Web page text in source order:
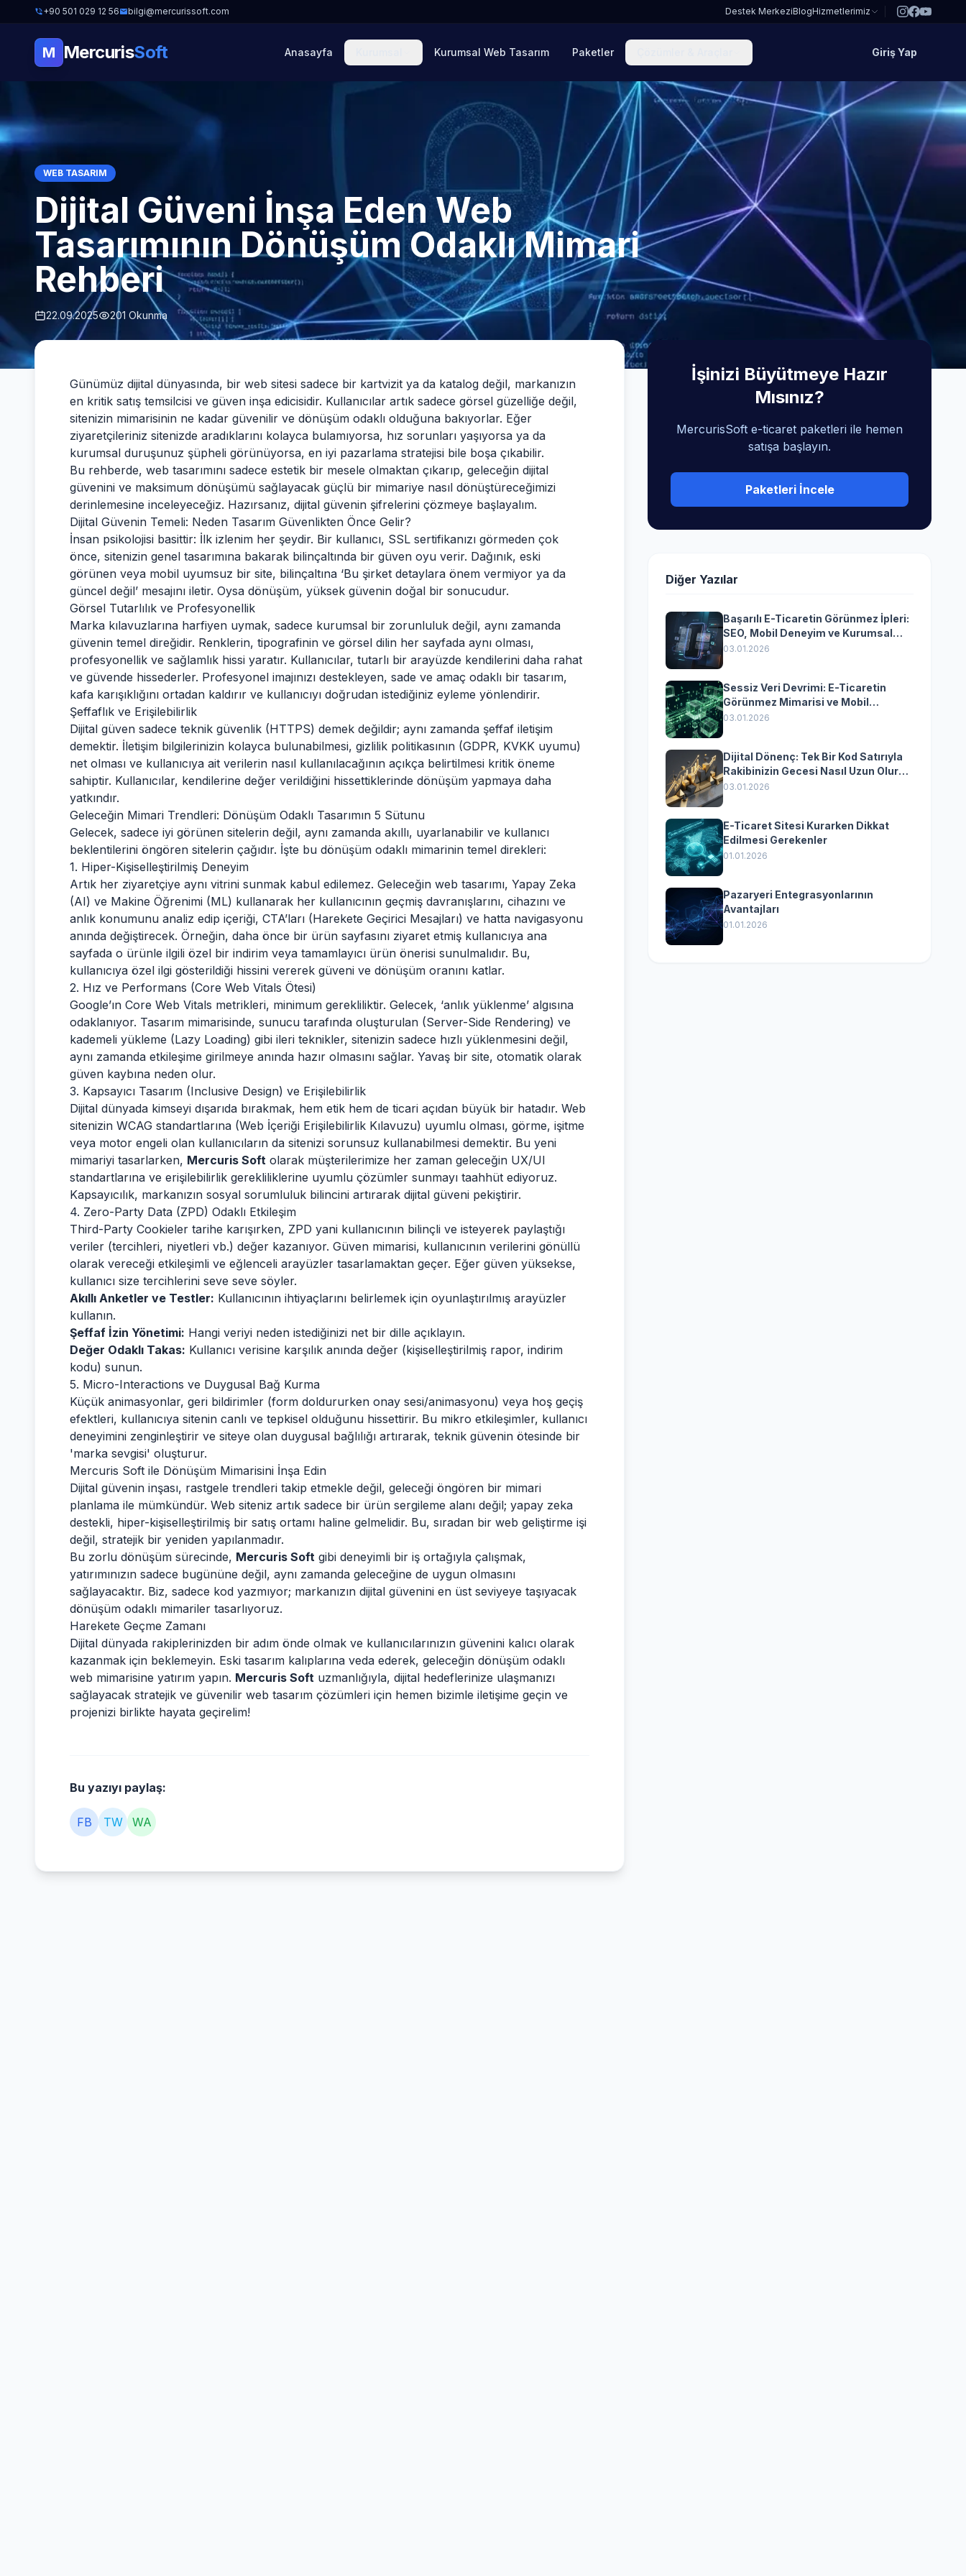
+90 501 029 12 56 bilgi@mercurissoft.com Destek MerkeziBlogHizmetlerimiz
M MercurisSoft Anasayfa Kurumsal Web Tasarım Paketler Giriş Yap
WEB TASARIM
Dijital Güveni İnşa Eden Web
Tasarımının Dönüşüm Odaklı Mimari
Rehberi
22.09.2025 201 Okunma
Günümüz dijital dünyasında, bir web sitesi sadece bir kartvizit ya da katalog değil, markanızın
en kritik satış temsilcisi ve güven inşa edicisidir. Kullanıcılar artık sadece görsel güzelliğe değil,
sitenizin mimarisinin ne kadar güvenilir ve dönüşüm odaklı olduğuna bakıyorlar. Eğer
ziyaretçileriniz sitenizde aradıklarını kolayca bulamıyorsa, hız sorunları yaşıyorsa ya da
kurumsal duruşunuz şüpheli görünüyorsa, en iyi pazarlama stratejisi bile boşa çıkabilir.
Bu rehberde, web tasarımını sadece estetik bir mesele olmaktan çıkarıp, geleceğin dijital
güvenini ve maksimum dönüşümü sağlayacak güçlü bir mimariye nasıl dönüştüreceğimizi
derinlemesine inceleyeceğiz. Hazırsanız, dijital güvenin şifrelerini çözmeye başlayalım.
Dijital Güvenin Temeli: Neden Tasarım Güvenlikten Önce Gelir?
İnsan psikolojisi basittir: İlk izlenim her şeydir. Bir kullanıcı, SSL sertifikanızı görmeden çok
önce, sitenizin genel tasarımına bakarak bilinçaltında bir güven oyu verir. Dağınık, eski
görünen veya mobil uyumsuz bir site, bilinçaltına ‘Bu şirket detaylara önem vermiyor ya da
güncel değil’ mesajını iletir. Oysa dönüşüm, yüksek güvenin doğal bir sonucudur.
Görsel Tutarlılık ve Profesyonellik
Marka kılavuzlarına harfiyen uymak, sadece kurumsal bir zorunluluk değil, aynı zamanda
güvenin temel direğidir. Renklerin, tipografinin ve görsel dilin her sayfada aynı olması,
profesyonellik ve sağlamlık hissi yaratır. Kullanıcılar, tutarlı bir arayüzde kendilerini daha rahat
ve güvende hissederler. Profesyonel imajınızı destekleyen, sade ve amaç odaklı bir tasarım,
kafa karışıklığını ortadan kaldırır ve kullanıcıyı doğrudan istediğiniz eyleme yönlendirir.
Şeffaflık ve Erişilebilirlik
Dijital güven sadece teknik güvenlik (HTTPS) demek değildir; aynı zamanda şeffaf iletişim
demektir. İletişim bilgilerinizin kolayca bulunabilmesi, gizlilik politikasının (GDPR, KVKK uyumu)
net olması ve kullanıcıya ait verilerin nasıl kullanılacağının açıkça belirtilmesi kritik öneme
sahiptir. Kullanıcılar, kendilerine değer verildiğini hissettiklerinde dönüşüm yapmaya daha
yatkındır.
Geleceğin Mimari Trendleri: Dönüşüm Odaklı Tasarımın 5 Sütunu
Gelecek, sadece iyi görünen sitelerin değil, aynı zamanda akıllı, uyarlanabilir ve kullanıcı
beklentilerini öngören sitelerin çağıdır. İşte bu dönüşüm odaklı mimarinin temel direkleri:
1. Hiper-Kişiselleştirilmiş Deneyim
Artık her ziyaretçiye aynı vitrini sunmak kabul edilemez. Geleceğin web tasarımı, Yapay Zeka
(AI) ve Makine Öğrenimi (ML) kullanarak her kullanıcının geçmiş davranışlarını, cihazını ve
anlık konumunu analiz edip içeriği, CTA’ları (Harekete Geçirici Mesajları) ve hatta navigasyonu
anında değiştirecek. Örneğin, daha önce bir ürün sayfasını ziyaret etmiş kullanıcıya ana
sayfada o ürünle ilgili özel bir indirim veya tamamlayıcı ürün önerisi sunulmalıdır. Bu,
kullanıcıya özel ilgi gösterildiği hissini vererek güveni ve dönüşüm oranını katlar.
2. Hız ve Performans (Core Web Vitals Ötesi)
Google’ın Core Web Vitals metrikleri, minimum gerekliliktir. Gelecek, ‘anlık yüklenme’ algısına
odaklanıyor. Tasarım mimarisinde, sunucu tarafında oluşturulan (Server-Side Rendering) ve
kademeli yükleme (Lazy Loading) gibi ileri teknikler, sitenizin sadece hızlı yüklenmesini değil,
aynı zamanda etkileşime girilmeye anında hazır olmasını sağlar. Yavaş bir site, otomatik olarak
güven kaybına neden olur.
3. Kapsayıcı Tasarım (Inclusive Design) ve Erişilebilirlik
Dijital dünyada kimseyi dışarıda bırakmak, hem etik hem de ticari açıdan büyük bir hatadır. Web
sitenizin WCAG standartlarına (Web İçeriği Erişilebilirlik Kılavuzu) uyumlu olması, görme, işitme
veya motor engeli olan kullanıcıların da sitenizi sorunsuz kullanabilmesi demektir. Bu yeni
mimariyi tasarlarken, Mercuris Soft olarak müşterilerimize her zaman geleceğin UX/UI
standartlarına ve erişilebilirlik gerekliliklerine uyumlu çözümler sunmayı taahhüt ediyoruz.
Kapsayıcılık, markanızın sosyal sorumluluk bilincini artırarak dijital güveni pekiştirir.
4. Zero-Party Data (ZPD) Odaklı Etkileşim
Third-Party Cookieler tarihe karışırken, ZPD yani kullanıcının bilinçli ve isteyerek paylaştığı
veriler (tercihleri, niyetleri vb.) değer kazanıyor. Güven mimarisi, kullanıcının verilerini gönüllü
olarak vereceği etkileşimli ve eğlenceli arayüzler tasarlamaktan geçer. Eğer güven yüksekse,
kullanıcı size tercihlerini seve seve söyler.
Akıllı Anketler ve Testler: Kullanıcının ihtiyaçlarını belirlemek için oyunlaştırılmış arayüzler
kullanın.
Şeffaf İzin Yönetimi: Hangi veriyi neden istediğinizi net bir dille açıklayın.
Değer Odaklı Takas: Kullanıcı verisine karşılık anında değer (kişiselleştirilmiş rapor, indirim
kodu) sunun.
5. Micro-Interactions ve Duygusal Bağ Kurma
Küçük animasyonlar, geri bildirimler (form doldururken onay sesi/animasyonu) veya hoş geçiş
efektleri, kullanıcıya sitenin canlı ve tepkisel olduğunu hissettirir. Bu mikro etkileşimler, kullanıcı
deneyimini zenginleştirir ve siteye olan duygusal bağlılığı artırarak, teknik güvenin ötesinde bir
'marka sevgisi' oluşturur.
Mercuris Soft ile Dönüşüm Mimarisini İnşa Edin
Dijital güvenin inşası, rastgele trendleri takip etmekle değil, geleceği öngören bir mimari
planlama ile mümkündür. Web siteniz artık sadece bir ürün sergileme alanı değil; yapay zeka
destekli, hiper-kişiselleştirilmiş bir satış ortamı haline gelmelidir. Bu, sıradan bir web geliştirme işi
değil, stratejik bir yeniden yapılanmadır.
Bu zorlu dönüşüm sürecinde, Mercuris Soft gibi deneyimli bir iş ortağıyla çalışmak,
yatırımınızın sadece bugününe değil, aynı zamanda geleceğine de uygun olmasını
sağlayacaktır. Biz, sadece kod yazmıyor; markanızın dijital güvenini en üst seviyeye taşıyacak
dönüşüm odaklı mimariler tasarlıyoruz.
Harekete Geçme Zamanı
Dijital dünyada rakiplerinizden bir adım önde olmak ve kullanıcılarınızın güvenini kalıcı olarak
kazanmak için beklemeyin. Eski tasarım kalıplarına veda ederek, geleceğin dönüşüm odaklı
web mimarisine yatırım yapın. Mercuris Soft uzmanlığıyla, dijital hedeflerinize ulaşmanızı
sağlayacak stratejik ve güvenilir web tasarım çözümleri için hemen bizimle iletişime geçin ve
projenizi birlikte hayata geçirelim!
Bu yazıyı paylaş:
FB TW WA
İşinizi Büyütmeye Hazır
Mısınız?
MercurisSoft e-ticaret paketleri ile hemen
satışa başlayın.
Paketleri İncele
Diğer Yazılar
Başarılı E-Ticaretin Görünmez İpleri:
SEO, Mobil Deneyim ve Kurumsal
Yazılımın Kazandıran
03.01.2026
Sessiz Veri Devrimi: E-Ticaretin
Görünmez Mimarisi ve Mobil
Dönüşümün Kurumsal Anahtarı
03.01.2026
Dijital Dönenç: Tek Bir Kod Satırıyla
Rakibinizin Gecesi Nasıl Uzun Olur?
(Kurumsal Yazılımın Güçlü Rolü)
03.01.2026
E-Ticaret Sitesi Kurarken Dikkat
Edilmesi Gerekenler
01.01.2026
Pazaryeri Entegrasyonlarının
Avantajları
01.01.2026